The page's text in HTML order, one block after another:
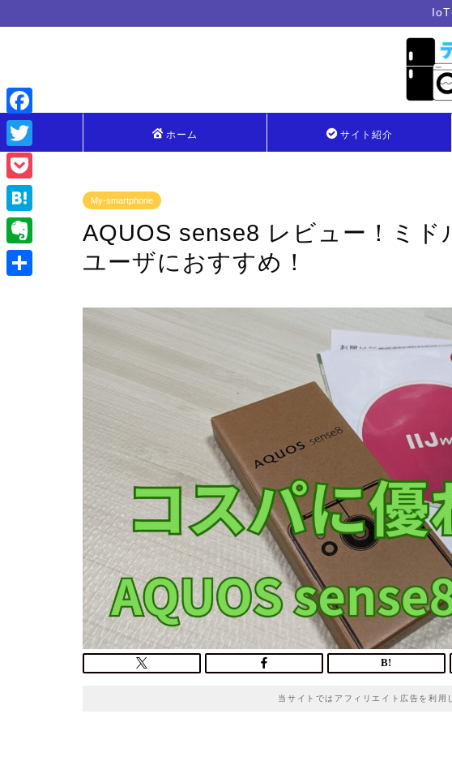
ホーム サイト紹介
My-smartphone
AQUOS sense8 レビュー！ミド
ユーザにおすすめ！
当サイトではアフィリエイト広告を利用
F
a
c
e
b
o
T
w
i
P
o
c
k
H
a
t
E